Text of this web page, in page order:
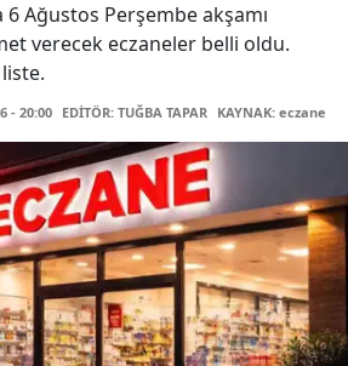
Ağustos Perşembe akşamı
verecek eczaneler belli oldu.
- 20:00 EDİTÖR: TUĞBA TAPAR KAYNAK: eczane